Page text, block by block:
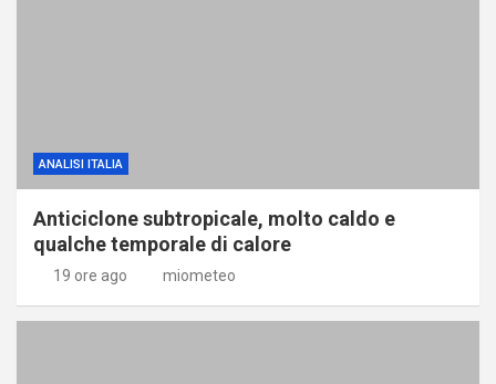
ANALISI ITALIA
Anticiclone subtropicale, molto caldo e
qualche temporale di calore
19 ore ago miometeo